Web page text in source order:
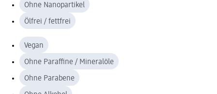
Ohne Nanopartikel
Ölfrei / fettfrei
Vegan
Ohne Paraffine / Mineralöle
Ohne Parabene